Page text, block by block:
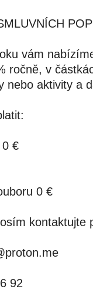
vám
ročně, v
nebo aktivity a
€
0 €
kontaktujte
92